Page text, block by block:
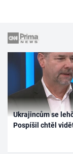
Ukrajincům se
Pospíšil chtěl